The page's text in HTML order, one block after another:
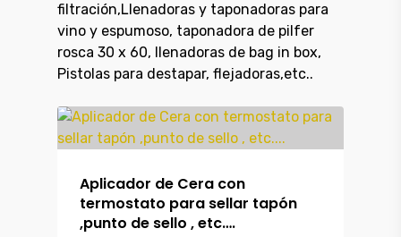
filtración,Llenadoras y taponadoras para
vino y espumoso, taponadora de pilfer
rosca 30 x 60, llenadoras de bag in box,
Pistolas para destapar, flejadoras,etc..
Aplicador de Cera con
termostato para sellar tapón
,punto de sello , etc….